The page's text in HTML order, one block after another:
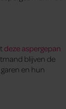
deze aspergepan
blijven de
en hun